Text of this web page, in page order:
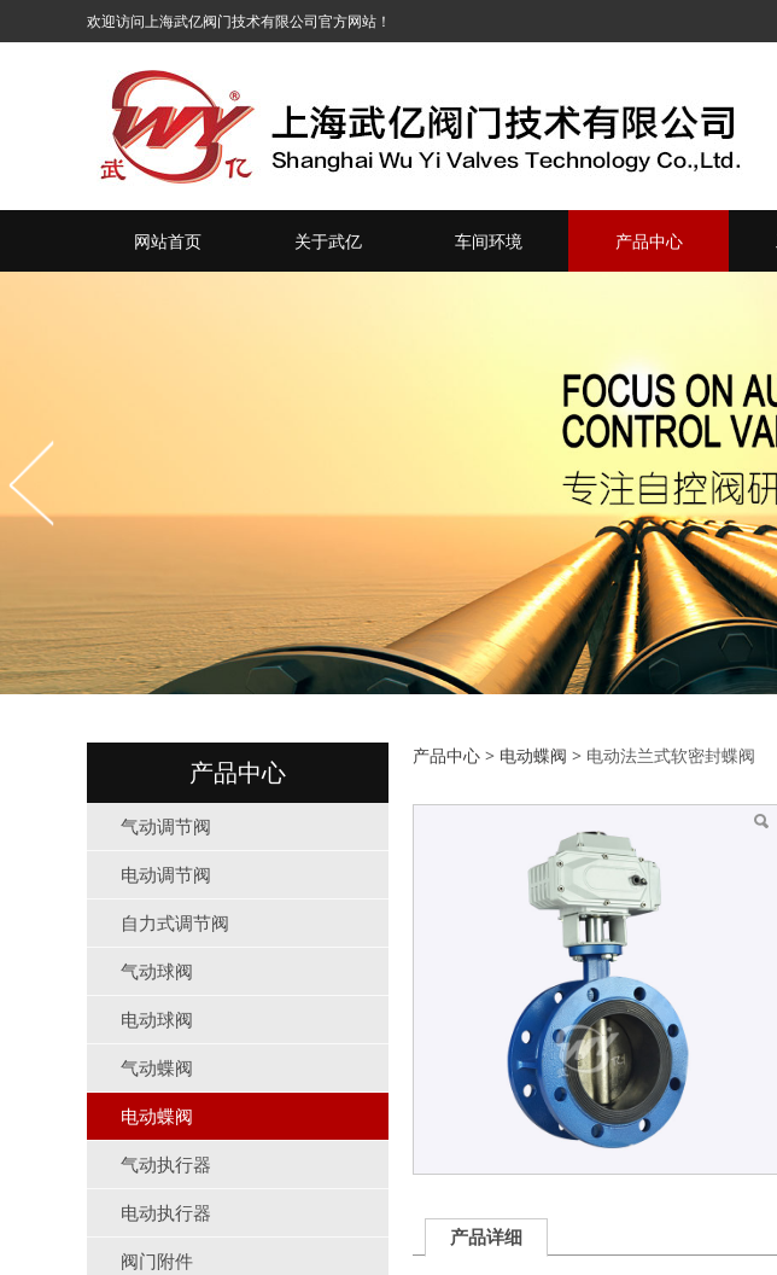
网站首页 关于武亿 车间环境 产品中心
产品中心
气动调节阀
电动调节阀
自力式调节阀
气动球阀
电动球阀
气动蝶阀
电动蝶阀
气动执行器
电动执行器
阀门附件
电动法兰式软密
产品中心 > 电动蝶阀 > 电动法兰式软密封蝶阀
产品详细